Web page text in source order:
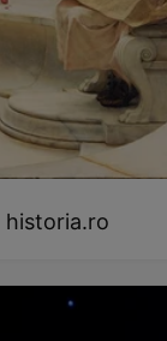
historia.ro